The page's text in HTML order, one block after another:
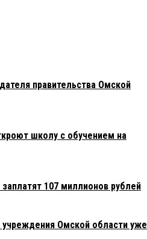
правительства Омской
школу с обучением на
107 миллионов рублей
Омской области уже